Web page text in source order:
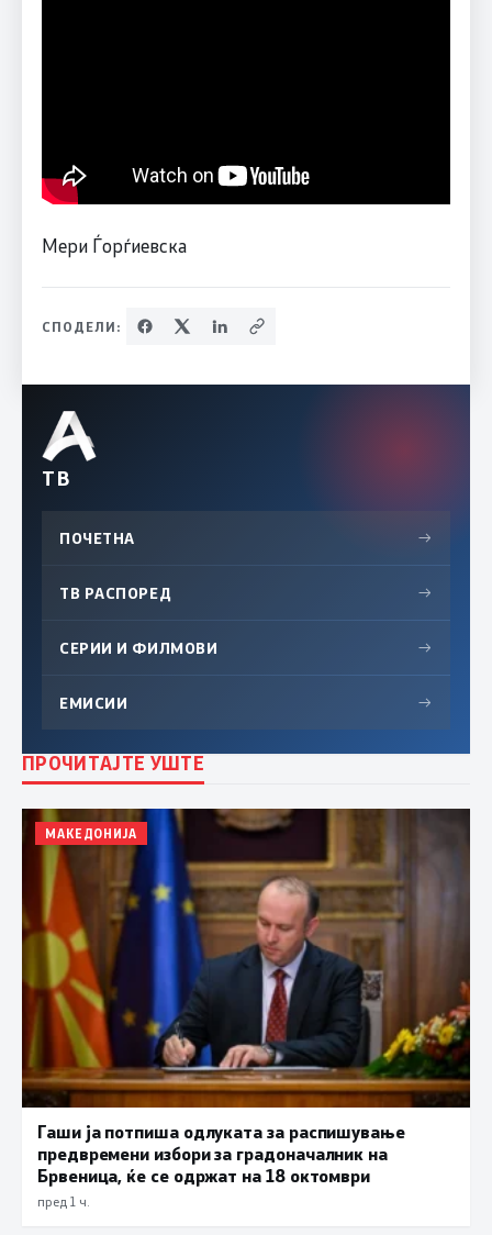
Мери Ѓорѓиевска
СПОДЕЛИ:
ТВ
ПОЧЕТНА →
ТВ РАСПОРЕД →
СЕРИИ И ФИЛМОВИ →
ЕМИСИИ →
ПРОЧИТАЈТЕ УШТЕ
МАКЕДОНИЈА
Гаши ја потпиша одлуката за распишување
предвремени избори за градоначалник на
Брвеница, ќе се одржат на 18 октомври
пред 1 ч.